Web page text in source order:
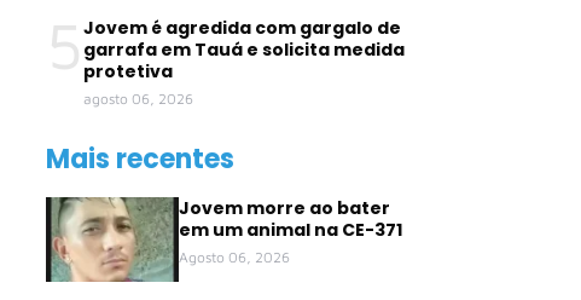
5 Jovem é agredida com gargalo de
garrafa em Tauá e solicita medida
protetiva
agosto 06, 2026
Mais recentes
Jovem morre ao bater
em um animal na CE-371
Agosto 06, 2026